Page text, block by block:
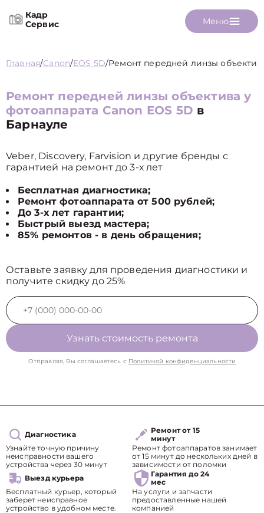
Кадр
Сервис
Меню
Главная/Canon/EOS 5D/Ремонт передней линзы
Ремонт передней линзы объектива у
фотоаппарата Canon EOS 5D в
Барнауле
Veber, Discovery, Farvision и другие бренды с
гарантией на ремонт до 3-х лет
Бесплатная диагностика;
Ремонт фотоаппарата от 500 рублей;
До 3-х лет гарантии;
Быстрый выезд мастера;
85% ремонтов - в день обращения;
Оставьте заявку для проведения диагностики и
получите скидку до 25%
Узнать стоимость ремонта
Отправляя, Вы соглашаетесь с Политикой конфиденциальности
Диагностика
Узнайте точную причину
неисправности вашего
устройства через 30 минут
Ремонт от 15
минут
Ремонт фотоаппаратов занимает
от 15 минут до нескольких дней в
зависимости от поломки
Выезд курьера
Бесплатный курьер, который
заберет неисправное
устройство в удобном месте.
Гарантия до 24
мес
На услуги и запчасти
предоставленные нашей
компанией